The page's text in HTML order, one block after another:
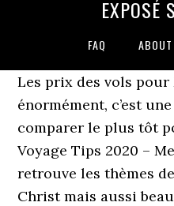
EXPOSÉ
FAQ ABOUT
Les prix des vols
énormément, c’est
comparer le plus tôt
Voyage Tips 2020 –
retrouve les thèmes
Christ mais aussi